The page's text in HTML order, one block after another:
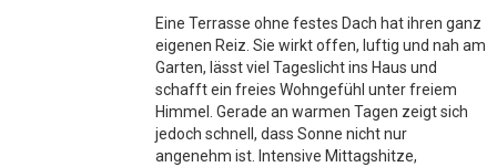
Eine Terrasse ohne festes Dach hat ihren ganz
eigenen Reiz. Sie wirkt offen, luftig und nah am
Garten, lässt viel Tageslicht ins Haus und
schafft ein freies Wohngefühl unter freiem
Himmel. Gerade an warmen Tagen zeigt sich
jedoch schnell, dass Sonne nicht nur
angenehm ist. Intensive Mittagshitze,